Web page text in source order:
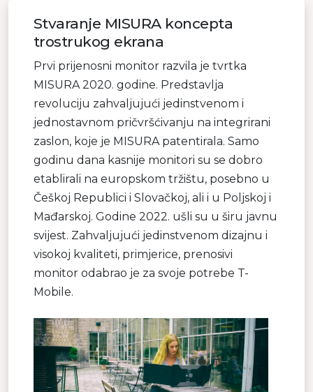
Stvaranje MISURA koncepta
trostrukog ekrana
Prvi prijenosni monitor razvila je tvrtka
MISURA 2020. godine. Predstavlja
revoluciju zahvaljujući jedinstvenom i
jednostavnom pričvršćivanju na integrirani
zaslon, koje je MISURA patentirala. Samo
godinu dana kasnije monitori su se dobro
etablirali na europskom tržištu, posebno u
Češkoj Republici i Slovačkoj, ali i u Poljskoj i
Mađarskoj. Godine 2022. ušli su u širu javnu
svijest. Zahvaljujući jedinstvenom dizajnu i
visokoj kvaliteti, primjerice, prenosivi
monitor odabrao je za svoje potrebe T-
Mobile.